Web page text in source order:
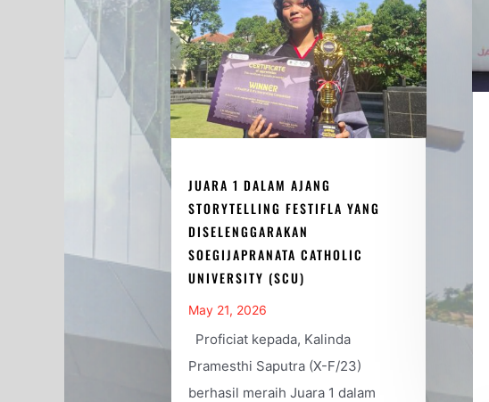
JUARA 1 DALAM AJANG
STORYTELLING FESTIFLA YANG
DISELENGGARAKAN
SOEGIJAPRANATA CATHOLIC
UNIVERSITY (SCU)
May 21, 2026
Proficiat kepada, Kalinda
Pramesthi Saputra (X-F/23)
berhasil meraih Juara 1 dalam